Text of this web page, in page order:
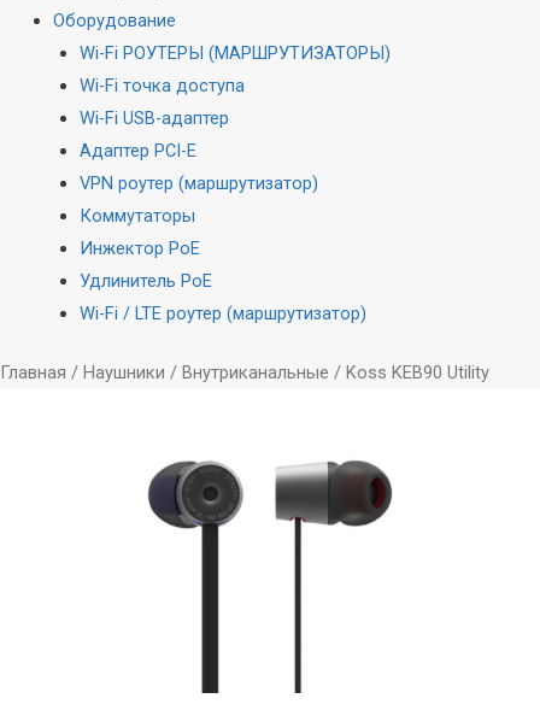
Оборудование
Wi-Fi РОУТЕРЫ (МАРШРУТИЗАТОРЫ)
Wi-Fi точка доступа
Wi-Fi USB-адаптер
Адаптер PCI-E
VPN роутер (маршрутизатор)
Коммутаторы
Инжектор PoE
Удлинитель PoE
Wi-Fi / LTE роутер (маршрутизатор)
Главная / Наушники / Внутриканальные / Koss KEB90 Utility